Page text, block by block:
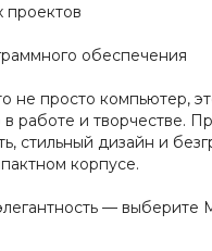
обеспечения
не просто компьютер,
работе и творчестве.
стильный дизайн и
корпусе.
— выберите